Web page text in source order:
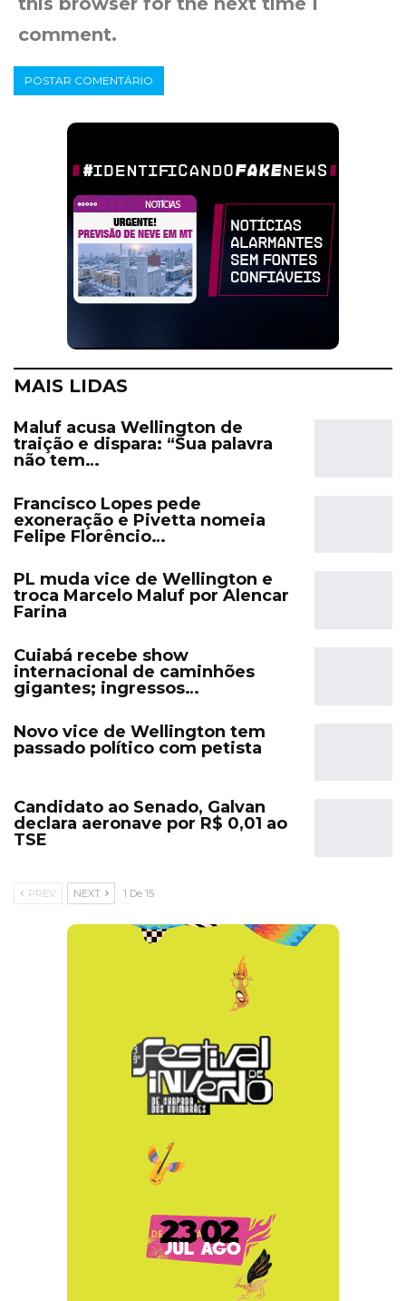
comment.
MAIS LIDAS
Maluf acusa Wellington de
traição e dispara: “Sua palavra
não tem…
Francisco Lopes pede
exoneração e Pivetta nomeia
Felipe Florêncio…
PL muda vice de Wellington e
troca Marcelo Maluf por Alencar
Farina
Cuiabá recebe show
internacional de caminhões
gigantes; ingressos…
Novo vice de Wellington tem
passado político com petista
Candidato ao Senado, Galvan
declara aeronave por R$ 0,01 ao
TSE
PREV NEXT 1 De 15